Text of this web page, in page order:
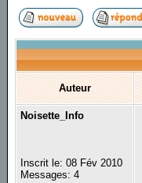
Auteur
Noisette_Info
Inscrit le: 08 Fév 2010
Messages: 4